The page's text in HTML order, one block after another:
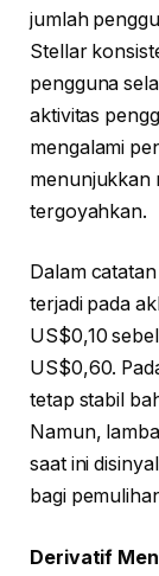
jumlah
Stellar
pengguna
aktivitas
mengalami
menunjukkan
tergoyahkan.
Dalam
terjadi pada
US$0,10
US$0,60.
tetap stabil
Namun,
saat ini
bagi
Derivatif